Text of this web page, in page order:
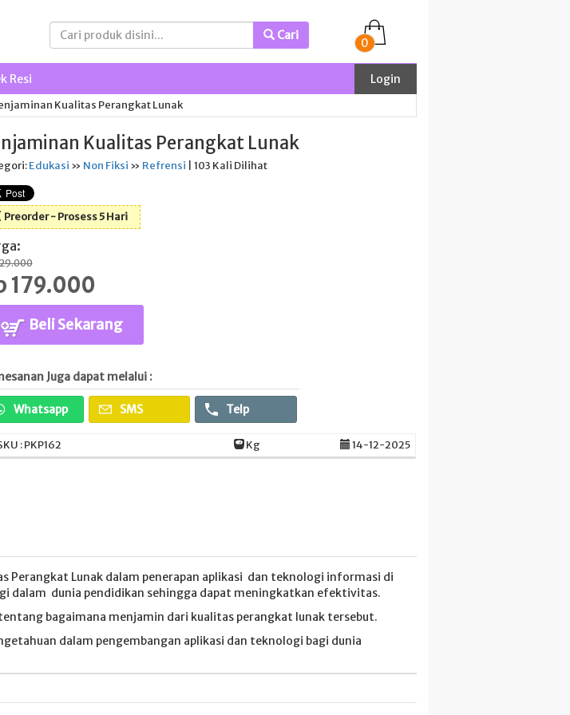
Cari
0
Resi Login
Kualitas Perangkat Lunak
Kualitas Perangkat Lunak
Edukasi » Non Fiksi » Refrensi | 103 Kali Dilihat
Preorder - Prosess 5 Hari
179.000
Beli Sekarang
Juga dapat melalui :
Whatsapp SMS Telp
: PKP162 Kg 14-12-2025
Perangkat Lunak dalam penerapan aplikasi dan teknologi informasi di
dalam dunia pendidikan sehingga dapat meningkatkan efektivitas.
bagaimana menjamin dari kualitas perangkat lunak tersebut.
dalam pengembangan aplikasi dan teknologi bagi dunia